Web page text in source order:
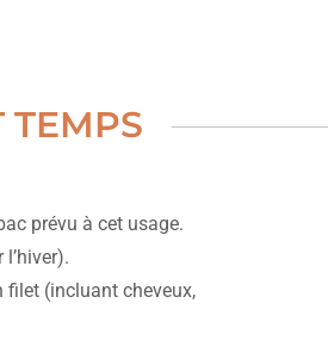
TEMPS
prévu à cet usage.
filet (incluant cheveux,